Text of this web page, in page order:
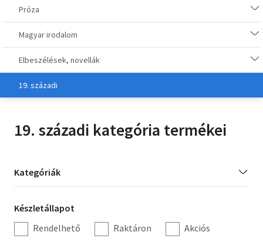
Életmód, egészség
Erotika
Gyermek- és ifjúsági
Hobbi, szabadidő
Irodalom
Minikönyv
Művészet
Szakkönyv
Próza
Magyar irodalom
Elbeszélések, novellák
19. századi
19. századi kategória termékei
Kategória
szűrés
Kategóriák
Készletállapot
szűrés
Készletállapot
Rendelhető
Raktáron Akciós